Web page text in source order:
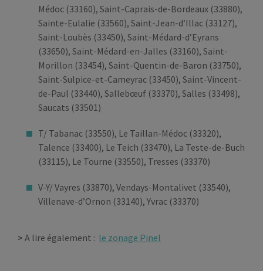
Médoc (33160), Saint-Caprais-de-Bordeaux (33880),
Sainte-Eulalie (33560), Saint-Jean-d’Illac (33127),
Saint-Loubès (33450), Saint-Médard-d’Eyrans
(33650), Saint-Médard-en-Jalles (33160), Saint-
Morillon (33454), Saint-Quentin-de-Baron (33750),
Saint-Sulpice-et-Cameyrac (33450), Saint-Vincent-
de-Paul (33440), Sallebœuf (33370), Salles (33498),
Saucats (33501)
T/ Tabanac (33550), Le Taillan-Médoc (33320),
Talence (33400), Le Teich (33470), La Teste-de-Buch
(33115), Le Tourne (33550), Tresses (33370)
V-Y/ Vayres (33870), Vendays-Montalivet (33540),
Villenave-d’Ornon (33140), Yvrac (33370)
> A lire également : le zonage Pinel